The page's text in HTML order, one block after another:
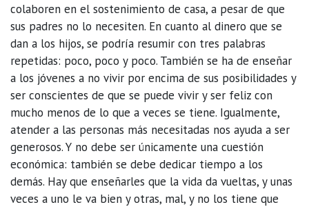
colaboren en el sostenimiento de casa, a pesar de que
sus padres no lo necesiten. En cuanto al dinero que se
dan a los hijos, se podría resumir con tres palabras
repetidas: poco, poco y poco. También se ha de enseñar
a los jóvenes a no vivir por encima de sus posibilidades y
ser conscientes de que se puede vivir y ser feliz con
mucho menos de lo que a veces se tiene. Igualmente,
atender a las personas más necesitadas nos ayuda a ser
generosos. Y no debe ser únicamente una cuestión
económica: también se debe dedicar tiempo a los
demás. Hay que enseñarles que la vida da vueltas, y unas
veces a uno le va bien y otras, mal, y no los tiene que